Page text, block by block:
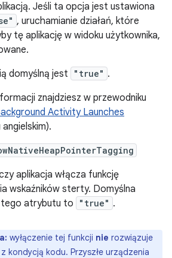
Jeśli ta opcja jest ustawiona
, uruchamianie działań, które
tę aplikację w widoku użytkownika,
domyślną jest
"true" .
znajdziesz w przewodniku
Activity Launches
aplikacja włącza funkcję
wskaźników sterty. Domyślna
atrybutu to
"true" .
wyłączenie tej funkcji nie rozwiązuje
kondycją kodu. Przyszłe urządzenia